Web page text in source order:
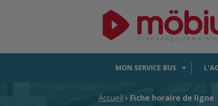
MON SERVICE BUS
Accueil › Fiche horaire de ligne